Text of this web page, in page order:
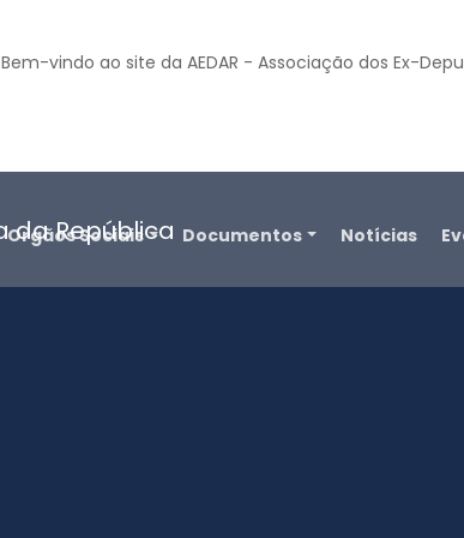
Bem-vindo ao site da AEDAR - Associação dos Ex-
Orgãos Sociais Documentos Notícias